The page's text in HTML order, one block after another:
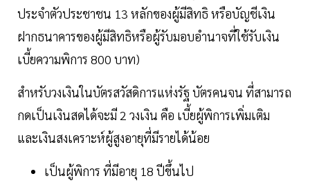
ประจำตัวประชาชน 13 หลักของผู้มีสิทธิ หรือบัญชีเงิน
ฝากธนาคารของผู้มีสิทธิหรือผู้รับมอบอำนาจที่ใช้รับเงิน
เบี้ยความพิการ 800 บาท)
สำหรับวงเงินในบัตรสวัสดิการแห่งรัฐ บัตรคนจน ที่สามารถ
กดเป็นเงินสดได้จะมี 2 วงเงิน คือ เบี้ยผู้พิการเพิ่มเติม
และเงินสงเคราะห์ผู้สูงอายุที่มีรายได้น้อย
เป็นผู้พิการ ที่มีอายุ 18 ปีขึ้นไป